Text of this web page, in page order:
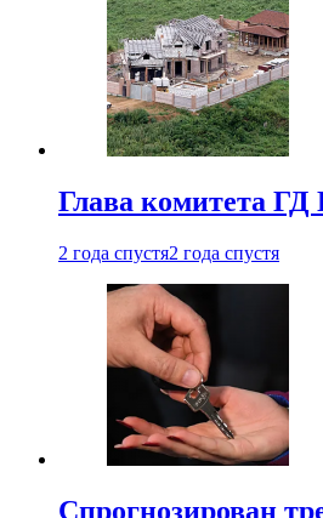
Глава комитета ГД
2 года спустя2 года спустя
Спрогнозирован